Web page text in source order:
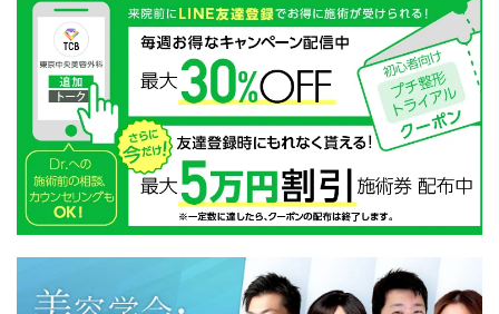
これに付随する諸対応のため
・Cookie等の技術を用いたアクセス履歴、閲覧記録等に
関する情報の収集、分析
・閲覧記録等から趣味・嗜好を分析した情報を使用して
の広告に利用するため
・お問い合わせ又はご意見の内容確認及びその対応のた
め
・患者様のサービス利用状況の分析及び症例研究のため
・広告、宣伝、マーケティングのため